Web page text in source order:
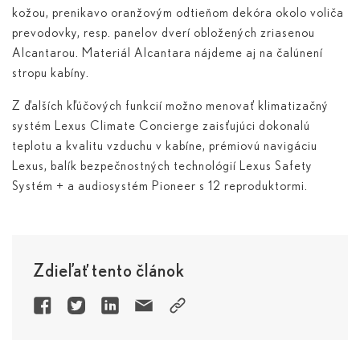
kožou, prenikavo oranžovým odtieňom dekóra okolo voliča
prevodovky, resp. panelov dverí obložených zriasenou
Alcantarou. Materiál Alcantara nájdeme aj na čalúnení
stropu kabíny.
Z ďalších kľúčových funkcií možno menovať klimatizačný
systém Lexus Climate Concierge zaisťujúci dokonalú
teplotu a kvalitu vzduchu v kabíne, prémiovú navigáciu
Lexus, balík bezpečnostných technológií Lexus Safety
Systém + a audiosystém Pioneer s 12 reproduktormi.
Zdieľať tento článok